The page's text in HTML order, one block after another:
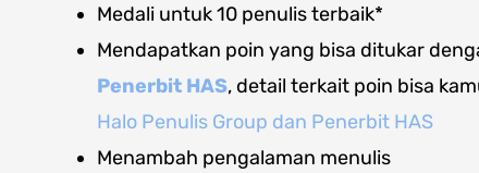
Medali untuk 10 penulis terbaik*
Mendapatkan poin yang bisa ditukar
Penerbit HAS, detail terkait poin bisa
Halo Penulis Group dan Penerbit HAS
Menambah pengalaman menulis